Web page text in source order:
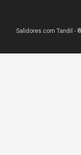
Salidores.com Tandil -